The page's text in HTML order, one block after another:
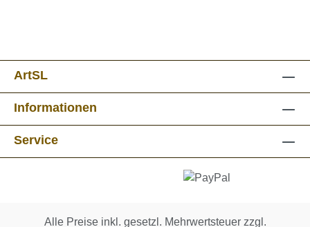
ArtSL
Informationen
Service
Alle Preise inkl. gesetzl. Mehrwertsteuer zzgl.